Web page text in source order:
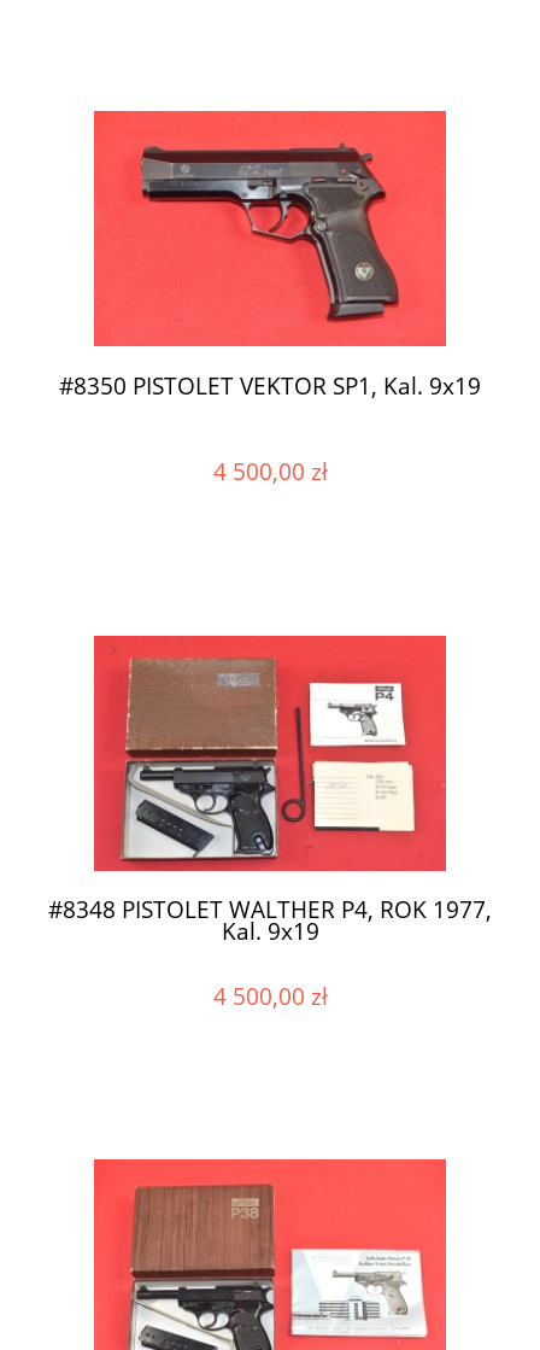
#8350 PISTOLET VEKTOR SP1, Kal. 9x19
4 500,00 zł
#8348 PISTOLET WALTHER P4, ROK 1977,
Kal. 9x19
4 500,00 zł